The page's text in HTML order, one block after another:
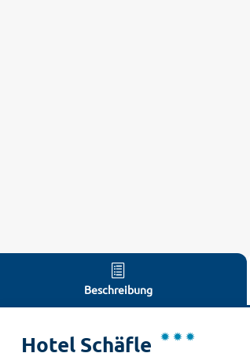
Beschreibung
Hotel Schäfle